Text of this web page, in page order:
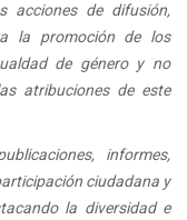
acciones de difusión,
la promoción de los
de género y no
atribuciones de este
informes,
ciudadana y
la diversidad e